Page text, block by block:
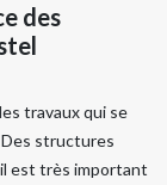
des
travaux qui se
structures
est très important